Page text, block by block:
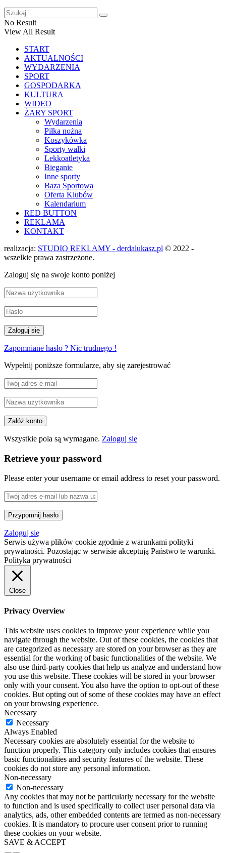
No Result
View All Result
START
AKTUALNOŚCI
WYDARZENIA
SPORT
GOSPODARKA
KULTURA
WIDEO
ŻARY SPORT
Wydarzenia
Piłka nożna
Koszykówka
Sporty walki
Lekkoatletyka
Bieganie
Inne sporty
Baza Sportowa
Oferta Klubów
Kalendarium
RED BUTTON
REKLAMA
KONTAKT
realizacja: STUDIO REKLAMY - derdalukasz.pl © 2022 -
wszelkie prawa zastrzeżone.
Zaloguj się na swoje konto poniżej
Zapomniane hasło ? Nic trudnego !
Wypełnij poniższe formularze, aby się zarejestrować
Wszystkie pola są wymagane. Zaloguj się
Retrieve your password
Please enter your username or email address to reset your password.
Zaloguj się
Serwis używa plików cookie zgodnie z warunkami polityki
prywatności. Pozostając w serwisie akceptują Państwo te warunki.
Polityka prywatności
Close
Privacy Overview
This website uses cookies to improve your experience while you
navigate through the website. Out of these cookies, the cookies that
are categorized as necessary are stored on your browser as they are
essential for the working of basic functionalities of the website. We
also use third-party cookies that help us analyze and understand how
you use this website. These cookies will be stored in your browser
only with your consent. You also have the option to opt-out of these
cookies. But opting out of some of these cookies may have an effect
on your browsing experience.
Necessary
Necessary
Always Enabled
Necessary cookies are absolutely essential for the website to
function properly. This category only includes cookies that ensures
basic functionalities and security features of the website. These
cookies do not store any personal information.
Non-necessary
Non-necessary
Any cookies that may not be particularly necessary for the website
to function and is used specifically to collect user personal data via
analytics, ads, other embedded contents are termed as non-necessary
cookies. It is mandatory to procure user consent prior to running
these cookies on your website.
SAVE & ACCEPT